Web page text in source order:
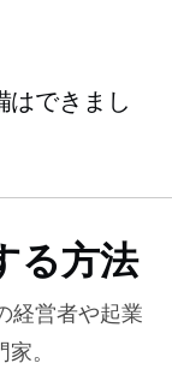
はできまし
る方法
経営者や起業
。